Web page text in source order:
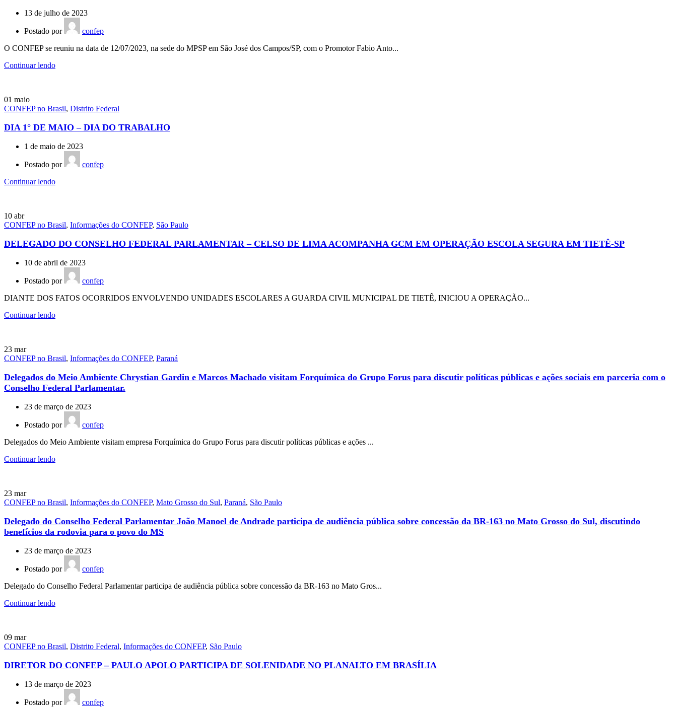
13 de julho de 2023
Postado por
confep
O CONFEP se reuniu na data de 12/07/2023, na sede do MPSP em São José dos Campos/SP, com o Promotor Fabio Anto...
Continuar lendo
01 maio
CONFEP no Brasil, Distrito Federal
DIA 1° DE MAIO – DIA DO TRABALHO
1 de maio de 2023
Postado por
confep
Continuar lendo
10 abr
CONFEP no Brasil, Informações do CONFEP, São Paulo
DELEGADO DO CONSELHO FEDERAL PARLAMENTAR – CELSO DE LIMA ACOMPANHA GCM EM OPERAÇÃO ESCOLA SEGURA EM TIETÊ-SP
10 de abril de 2023
Postado por
confep
DIANTE DOS FATOS OCORRIDOS ENVOLVENDO UNIDADES ESCOLARES A GUARDA CIVIL MUNICIPAL DE TIETÊ, INICIOU A OPERAÇÃO...
Continuar lendo
23 mar
CONFEP no Brasil, Informações do CONFEP, Paraná
Delegados do Meio Ambiente Chrystian Gardin e Marcos Machado visitam Forquímica do Grupo Forus para discutir políticas públicas e ações sociais em parceria com o
Conselho Federal Parlamentar.
23 de março de 2023
Postado por
confep
Delegados do Meio Ambiente visitam empresa Forquímica do Grupo Forus para discutir políticas públicas e ações ...
Continuar lendo
23 mar
CONFEP no Brasil, Informações do CONFEP, Mato Grosso do Sul, Paraná, São Paulo
Delegado do Conselho Federal Parlamentar João Manoel de Andrade participa de audiência pública sobre concessão da BR-163 no Mato Grosso do Sul, discutindo
benefícios da rodovia para o povo do MS
23 de março de 2023
Postado por
confep
Delegado do Conselho Federal Parlamentar participa de audiência pública sobre concessão da BR-163 no Mato Gros...
Continuar lendo
09 mar
CONFEP no Brasil, Distrito Federal, Informações do CONFEP, São Paulo
DIRETOR DO CONFEP – PAULO APOLO PARTICIPA DE SOLENIDADE NO PLANALTO EM BRASÍLIA
13 de março de 2023
Postado por
confep